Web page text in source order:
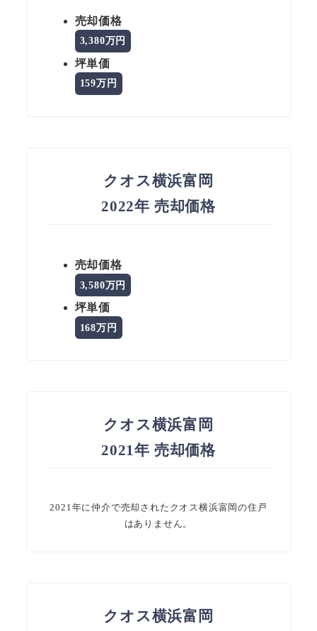
売却価格
3,380万円
坪単価
159万円
クオス横浜富岡
2022年 売却価格
売却価格
3,580万円
坪単価
168万円
クオス横浜富岡
2021年 売却価格
2021年に仲介で売却されたクオス横浜富岡の住戸
はありません。
クオス横浜富岡